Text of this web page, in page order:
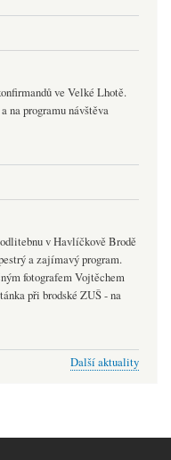
ve Velké Lhotě.
na programu návštěva
v Havlíčkově Brodě
a zajímavý program.
fotografem Vojtěchem
při brodské ZUŠ - na
Další aktuality